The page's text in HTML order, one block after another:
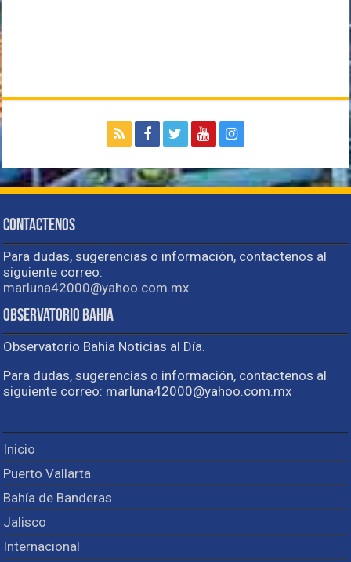
Contactenos
Para dudas, sugerencias o información, contactenos al
siguiente correo:
marluna42000@yahoo.com.mx
Observatorio Bahia
Observatorio Bahia Noticias al Día.
Para dudas, sugerencias o información, contactenos al
siguiente correo: marluna42000@yahoo.com.mx
Inicio
Puerto Vallarta
Bahía de Banderas
Jalisco
Internacional